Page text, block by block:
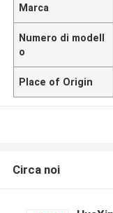
Marca
Numero di modell
o
Place of Origin
Circa noi